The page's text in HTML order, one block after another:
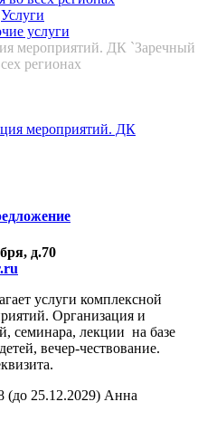
Услуги
услуги
мероприятий. ДК `Заречный
регионах
д.70
услуги комплексной
Организация и
семинара, лекции на базе
вечер-чествование.
(до 25.12.2029) Анна